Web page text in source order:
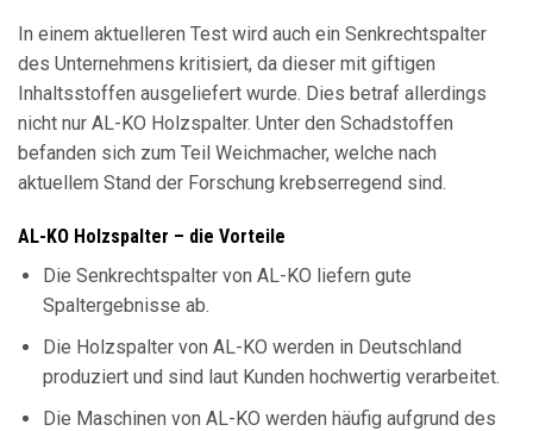
In einem aktuelleren Test wird auch ein Senkrechtspalter
des Unternehmens kritisiert, da dieser mit giftigen
Inhaltsstoffen ausgeliefert wurde. Dies betraf allerdings
nicht nur AL-KO Holzspalter. Unter den Schadstoffen
befanden sich zum Teil Weichmacher, welche nach
aktuellem Stand der Forschung krebserregend sind.
AL-KO Holzspalter – die Vorteile
Die Senkrechtspalter von AL-KO liefern gute
Spaltergebnisse ab.
Die Holzspalter von AL-KO werden in Deutschland
produziert und sind laut Kunden hochwertig verarbeitet.
Die Maschinen von AL-KO werden häufig aufgrund des